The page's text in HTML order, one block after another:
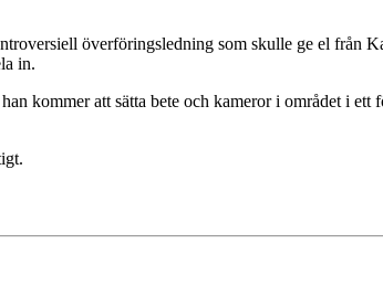
överföringsledning som skulle ge el från
in.
kommer att sätta bete och kameror i området i